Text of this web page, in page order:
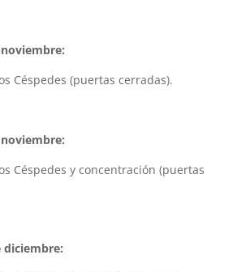
Céspedes (puertas cerradas).
Céspedes y concentración (puertas
diciembre: